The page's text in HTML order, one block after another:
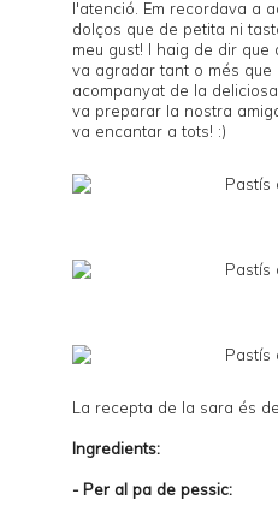
l'atenció. Em recordava a
dolços que de petita ni
meu gust! I haig de dir que
va agradar tant o més que
acompanyat de la
va preparar la nostra
va encantar a tots! :)
La recepta de la sara és
Ingredients:
- Per al pa de pessic: